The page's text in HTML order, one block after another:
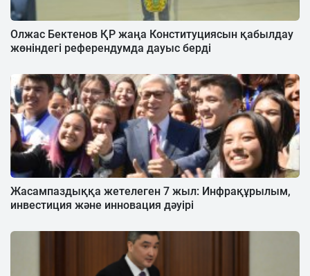
Олжас Бектенов ҚР жаңа Конституциясын қабылдау
жөніндегі референдумда дауыс берді
Жасампаздыққа жетелеген 7 жыл: Инфрақұрылым,
инвестиция және инновация дәуірі